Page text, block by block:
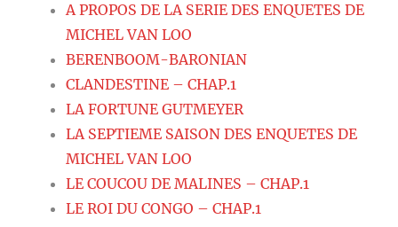
A PROPOS DE LA SERIE DES ENQUETES DE
MICHEL VAN LOO
BERENBOOM-BARONIAN
CLANDESTINE – CHAP.1
LA FORTUNE GUTMEYER
LA SEPTIEME SAISON DES ENQUETES DE
MICHEL VAN LOO
LE COUCOU DE MALINES – CHAP.1
LE ROI DU CONGO – CHAP.1